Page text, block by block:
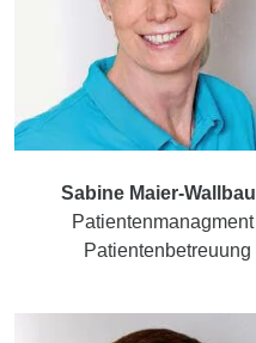
Sabine Maier-
Patientenmanagment
Patientenbetreuung